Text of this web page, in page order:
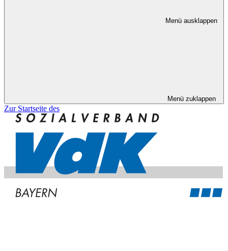
Menü ausklappen
Menü zuklappen
Zur Startseite des